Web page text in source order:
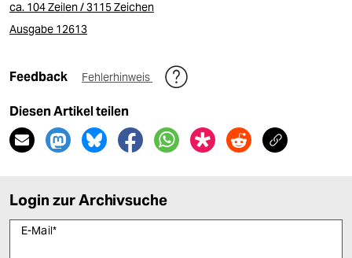
ca. 104 Zeilen / 3115 Zeichen
Ausgabe 12613
Feedback Fehlerhinweis
Diesen Artikel teilen
Login zur Archivsuche
E-Mail*